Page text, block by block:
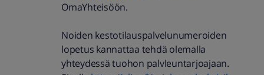
OmaYhteisöön.
Noiden kestotilauspalvelunumeroiden
lopetus kannattaa tehdä olemalla
yhteydessä tuohon palvleuntarjoajaan.